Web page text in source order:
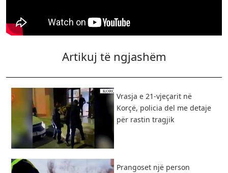
Artikuj të ngjashëm
Vrasja e 21-vjeçarit në
Korçë, policia del me detaje
për rastin tragjik
Prangoset një person